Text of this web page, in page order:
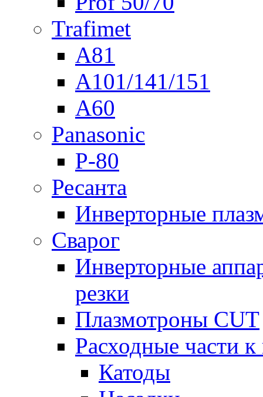
Trafimet
A81
A101/141/151
A60
Panasonic
P-80
Ресанта
Инверторные
Сварог
Инверторные
резки
Плазмотроны CUT
Расходные части
Катоды